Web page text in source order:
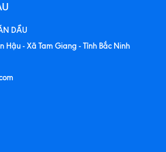
DẦU
Hậu - Xã Tam Giang - Tỉnh Bắc Ninh